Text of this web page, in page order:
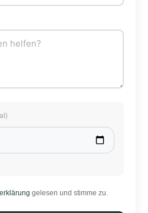
gelesen und stimme zu.